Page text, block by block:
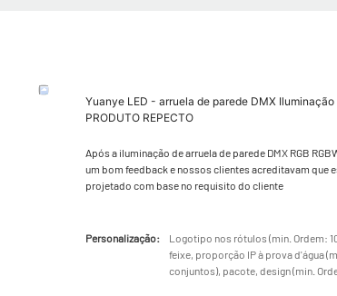
Yuanye LED - arruela de parede DMX Iluminação
PRODUTO REPECTO
Após a iluminação de arruela de parede DMX RGB
um bom feedback e nossos clientes acreditavam que
projetado com base no requisito do cliente
Personalização:
Logotipo nos rótulos (min. Ordem:
feixe, proporção IP à prova d'água
conjuntos), pacote, design (min.